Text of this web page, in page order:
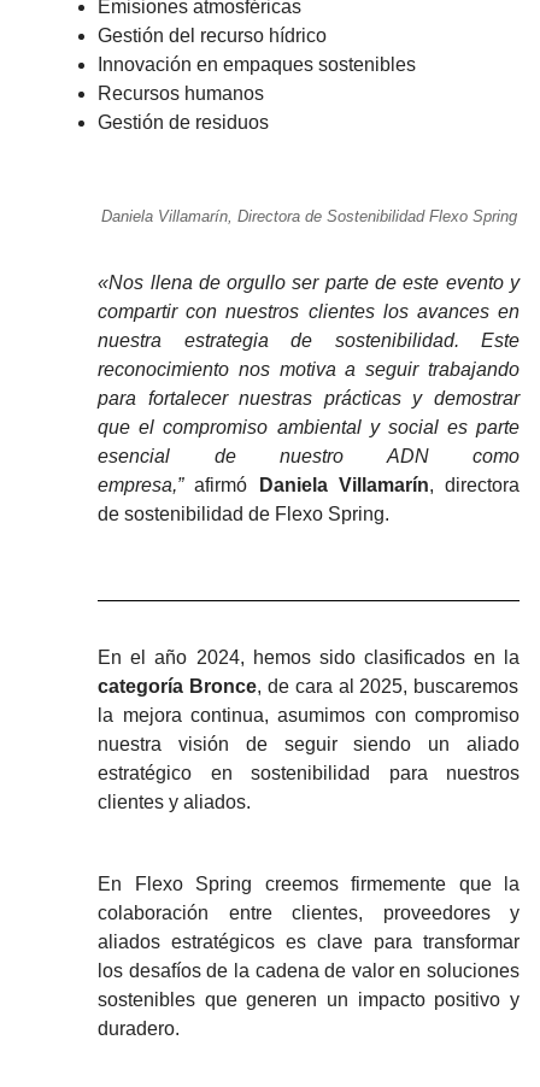
Emisiones atmosféricas
Gestión del recurso hídrico
Innovación en empaques sostenibles
Recursos humanos
Gestión de residuos
Daniela Villamarín, Directora de Sostenibilidad Flexo Spring
«Nos llena de orgullo ser parte de este evento y
compartir con nuestros clientes los avances en
nuestra estrategia de sostenibilidad. Este
reconocimiento nos motiva a seguir trabajando
para fortalecer nuestras prácticas y demostrar
que el compromiso ambiental y social es parte
esencial de nuestro ADN como
empresa,”afirmó Daniela Villamarín, directora
de sostenibilidad de Flexo Spring.
En el año 2024, hemos sido clasificados en la
categoría Bronce, de cara al 2025, buscaremos
la mejora continua, asumimos con compromiso
nuestra visión de seguir siendo un aliado
estratégico en sostenibilidad para nuestros
clientes y aliados.
En Flexo Spring creemos firmemente que la
colaboración entre clientes, proveedores y
aliados estratégicos es clave para transformar
los desafíos de la cadena de valor en soluciones
sostenibles que generen un impacto positivo y
duradero.